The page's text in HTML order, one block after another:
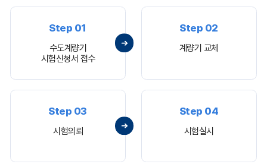
Step 01
수도계량기
시험신청서 접수
Step 02
계량기 교체
Step 03
시험의뢰
Step 04
시험실시